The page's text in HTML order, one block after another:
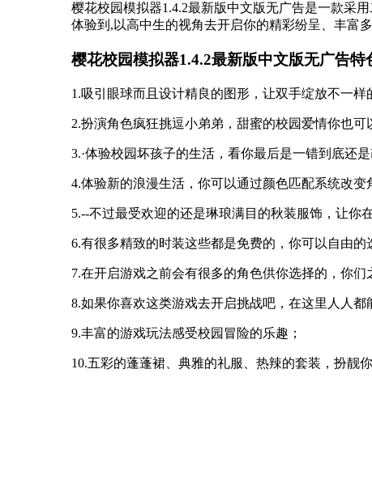
樱花校园模拟器1.4.2最新版中文版无广告是一款采
体验到,以高中生的视角去开启你的精彩纷呈、丰富
樱花校园模拟器1.4.2最新版中文版无广告特
1.吸引眼球而且设计精良的图形，让双手绽放不一样
2.扮演角色疯狂挑逗小弟弟，甜蜜的校园爱情你也可
3.·体验校园坏孩子的生活，看你最后是一错到底还
4.体验新的浪漫生活，你可以通过颜色匹配系统改变
5.--不过最受欢迎的还是琳琅满目的秋装服饰，让你
6.有很多精致的时装这些都是免费的，你可以自由的
7.在开启游戏之前会有很多的角色供你选择的，你们
8.如果你喜欢这类游戏去开启挑战吧，在这里人人都
9.丰富的游戏玩法感受校园冒险的乐趣；
10.五彩的蓬蓬裙、典雅的礼服、热辣的套装，扮靓你